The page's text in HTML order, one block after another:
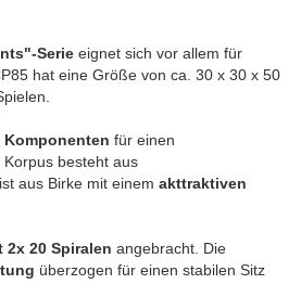
Serieeignet sich vor allem für
hat eine Größe von ca. 30 x 30 x 50
für einen
besteht aus
aus Birke mit einem akttraktiven
2x 20 Spiralen angebracht. Die
überzogen für einen stabilen Sitz